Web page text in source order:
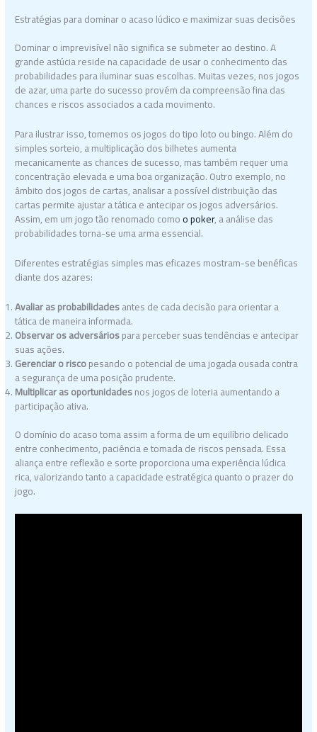
Estratégias para dominar o acaso lúdico e maximizar suas decisões
Dominar o imprevisível não significa se submeter ao destino. A
grande astúcia reside na capacidade de usar o conhecimento das
probabilidades para iluminar suas escolhas. Muitas vezes, nos jogos
de azar, uma parte do sucesso provém da compreensão fina das
chances e riscos associados a cada movimento.
Para ilustrar isso, tomemos os jogos do tipo loto ou bingo. Além do
simples sorteio, a multiplicação dos bilhetes aumenta
mecanicamente as chances de sucesso, mas também requer uma
concentração elevada e uma boa organização. Outro exemplo, no
âmbito dos jogos de cartas, analisar a possível distribuição das
cartas permite ajustar a tática e antecipar os jogos adversários.
Assim, em um jogo tão renomado comoo poker, a análise das
probabilidades torna-se uma arma essencial.
Diferentes estratégias simples mas eficazes mostram-se benéficas
diante dos azares:
Avaliar as probabilidadesantes de cada decisão para orientar a
tática de maneira informada.
Observar os adversáriospara perceber suas tendências e antecipar
suas ações.
Gerenciar o riscopesando o potencial de uma jogada ousada contra
a segurança de uma posição prudente.
Multiplicar as oportunidadesnos jogos de loteria aumentando a
participação ativa.
O domínio do acaso toma assim a forma de um equilíbrio delicado
entre conhecimento, paciência e tomada de riscos pensada. Essa
aliança entre reflexão e sorte proporciona uma experiência lúdica
rica, valorizando tanto a capacidade estratégica quanto o prazer do
jogo.